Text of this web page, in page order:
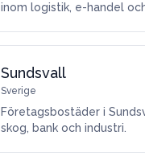
inom logistik, e-handel
Sundsvall
Sverige
Företagsbostäder i
skog, bank och industri.